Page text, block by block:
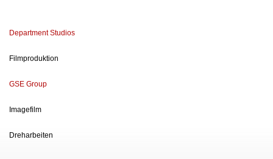
Department Studios
Filmproduktion
GSE Group
Imagefilm
Dreharbeiten